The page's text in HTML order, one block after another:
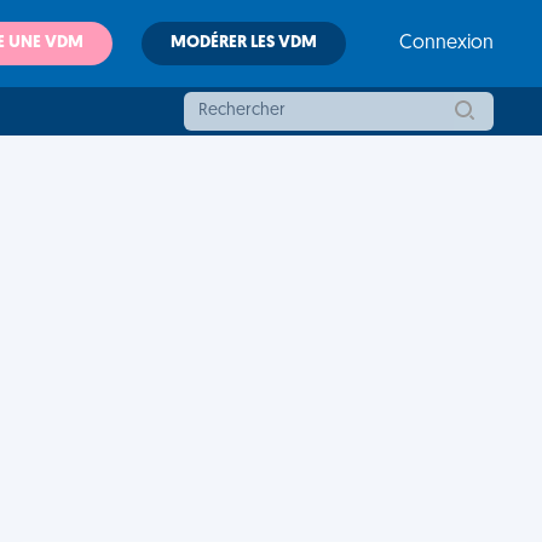
UNE VDM MODÉRER LES VDM Connexion